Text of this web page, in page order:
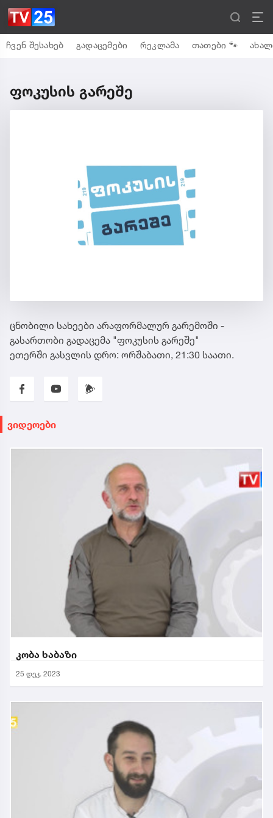
ჩვენ შესახებ გადაცემები რეკლამა თათები 🐾
ფოკუსის გარეშე
ცნობილი სახეები არაფორმალურ გარემოში -
გასართობი გადაცემა "ფოკუსის გარეშე"
ეთერში გასვლის დრო: ორშაბათი, 21:30 საათი.
ვიდეოები
კობა ხაბაზი
25 დეკ. 2023